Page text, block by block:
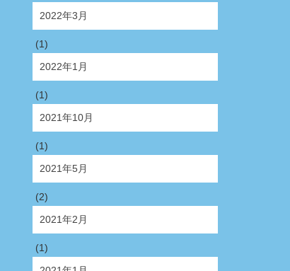
2022年3月
(1)
2022年1月
(1)
2021年10月
(1)
2021年5月
(2)
2021年2月
(1)